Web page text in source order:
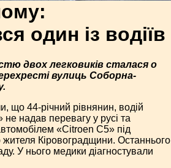
один із водіїв
двох легковиків сталася о
вулиць Соборна-
що 44-річний рівнянин, водій
надав перевагу у русі та
«Сitroen C5» під
жителя Кіровоградщини. Останнього
У нього медики діагностували